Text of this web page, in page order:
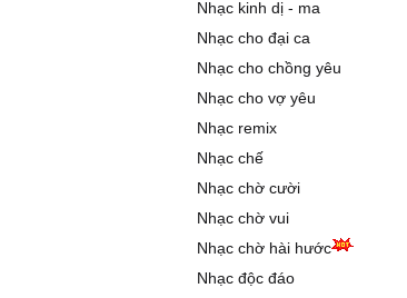
Nhạc kinh dị - ma
Nhạc cho đại ca
Nhạc cho chồng yêu
Nhạc cho vợ yêu
Nhạc remix
Nhạc chế
Nhạc chờ cười
Nhạc chờ vui
Nhạc chờ hài hước
Nhạc độc đáo